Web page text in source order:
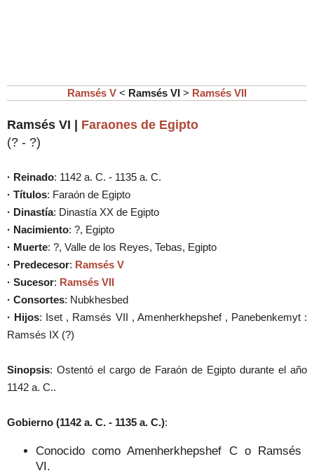
Ramsés V < Ramsés VI > Ramsés VII
Ramsés VI | Faraones de Egipto
(? - ?)
· Reinado: 1142 a. C. - 1135 a. C.
· Títulos: Faraón de Egipto
· Dinastía: Dinastía XX de Egipto
· Nacimiento: ?, Egipto
· Muerte: ?, Valle de los Reyes, Tebas, Egipto
· Predecesor: Ramsés V
· Sucesor: Ramsés VII
· Consortes: Nubkhesbed
· Hijos: Iset , Ramsés VII , Amenherkhepshef , Panebenkemyt :
Ramsés IX (?)
Sinopsis: Ostentó el cargo de Faraón de Egipto durante el año
1142 a. C..
Gobierno (1142 a. C. - 1135 a. C.):
Conocido como Amenherkhepshef C o Ramsés
VI.